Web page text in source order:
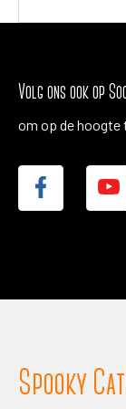
Volg ons ook op
om op de hoogte
Spooky